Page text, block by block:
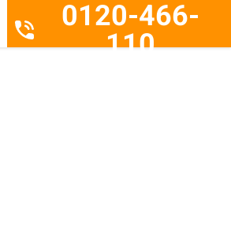
0120-466-
110